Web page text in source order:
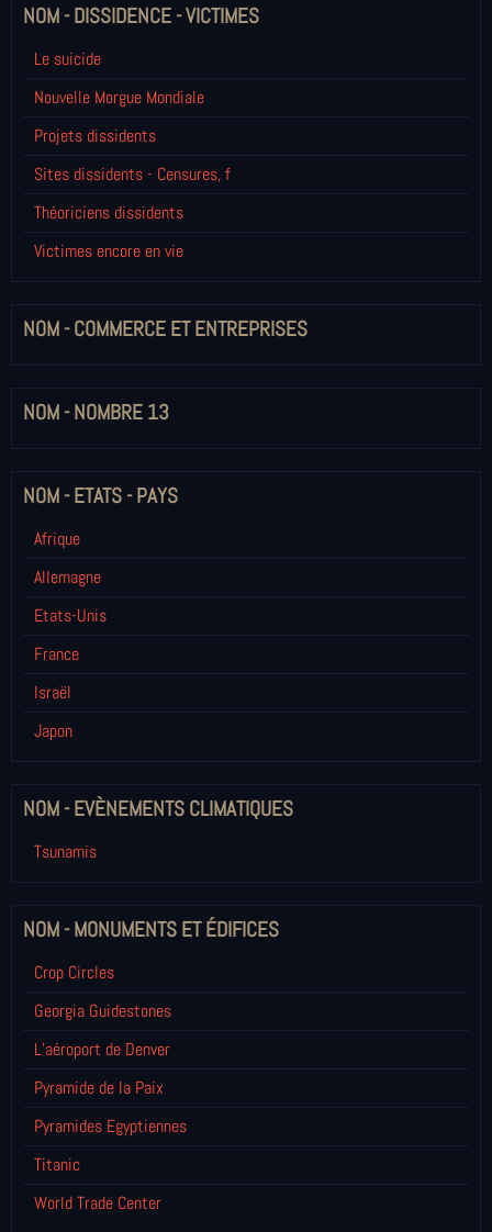
NOM - DISSIDENCE - VICTIMES
Le suicide
Nouvelle Morgue Mondiale
Projets dissidents
Sites dissidents - Censures, f
Théoriciens dissidents
Victimes encore en vie
NOM - COMMERCE ET ENTREPRISES
NOM - NOMBRE 13
NOM - ETATS - PAYS
Afrique
Allemagne
Etats-Unis
France
Israël
Japon
NOM - EVÈNEMENTS CLIMATIQUES
Tsunamis
NOM - MONUMENTS ET ÉDIFICES
Crop Circles
Georgia Guidestones
L’aéroport de Denver
Pyramide de la Paix
Pyramides Egyptiennes
Titanic
World Trade Center